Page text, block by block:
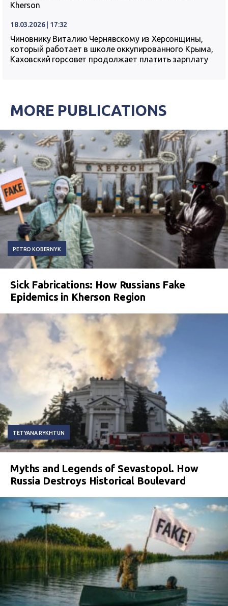
Kherson
18.03.2026 | 17:32
Чиновнику Виталию Чернявскому из Херсонщины,
который работает в школе оккупированного Крыма,
Каховский горсовет продолжает платить зарплату
MORE PUBLICATIONS
PETRO KOBERNYK
Sick Fabrications: How Russians Fake
Epidemics in Kherson Region
TETYANA RYKHTUN
Myths and Legends of Sevastopol. How
Russia Destroys Historical Boulevard